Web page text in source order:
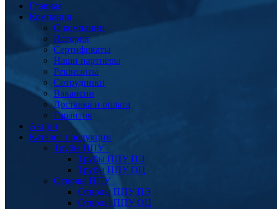
Главная
Компания
О компании
История
Сертификаты
Наши партнеры
Реквизиты
Сотрудники
Вакансии
Доставка и оплата
Гарантия
Акции
Каталог продукции
Трубы ППУ
Трубы ППУ ПЭ
Трубы ППУ ОЦ
Отводы ППУ
Отводы ППУ ПЭ
Отводы ППУ ОЦ